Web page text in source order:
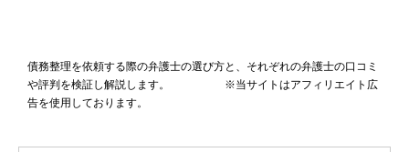
債務整理を依頼する際の弁護士の選び方と、それぞれの弁護士の口コミ
や評判を検証し解説します。 ※当サイトはアフィリエイト広
告を使用しております。